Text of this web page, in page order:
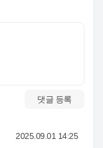
댓글 등록
2025.09.01 14:25